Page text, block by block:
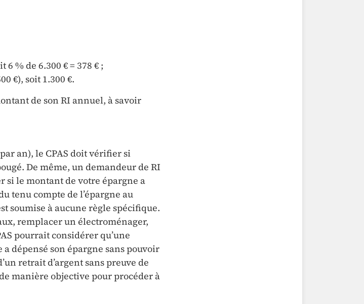
% de 6.300 € = 378 € ;
€), soit 1.300 €.
de son RI annuel, à savoir
an), le CPAS doit vérifier si
De même, un demandeur de RI
si le montant de votre épargne a
tenu compte de l’épargne au
soumise à aucune règle spécifique.
remplacer un électroménager,
pourrait considérer qu’une
dépensé son épargne sans pouvoir
retrait d’argent sans preuve de
manière objective pour procéder à